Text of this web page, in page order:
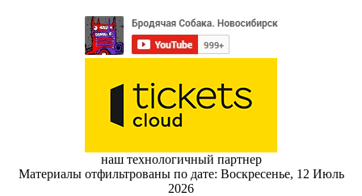
наш технологичный партнер
Материалы отфильтрованы по дате: Воскресенье, 12 Июль
2026